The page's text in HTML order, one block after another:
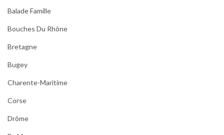
Balade Famille
Bouches Du Rhône
Bretagne
Bugey
Charente-Maritime
Corse
Drôme